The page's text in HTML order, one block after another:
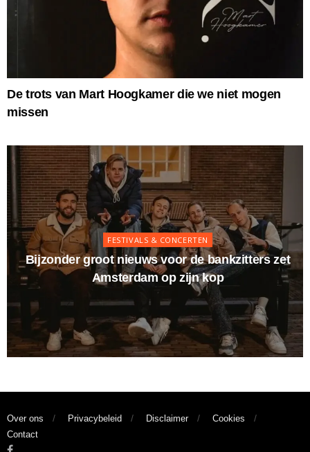
De trots van Mart Hoogkamer die we niet mogen
missen
FESTIVALS & CONCERTEN
Bijzonder groot nieuws voor de bankzitters zet
Amsterdam op zijn kop
Over ons Privacybeleid Disclaimer
Cookies
Contact